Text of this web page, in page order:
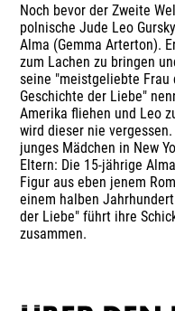
Noch bevor der Zweite
polnische Jude Leo
Alma (Gemma Arterton).
zum Lachen zu bringen
seine "meistgeliebte Frau
Geschichte der Liebe"
Amerika fliehen und Leo
wird dieser nie
junges Mädchen in New
Eltern: Die 15-jährige
Figur aus eben jenem
einem halben
der Liebe" führt ihre
zusammen.